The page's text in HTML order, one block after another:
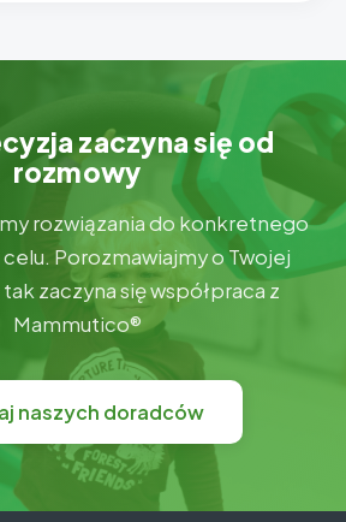
zaczyna się od
rozmowy
rozwiązania do konkretnego
Porozmawiajmy o Twojej
zaczyna się współpraca z
Mammutico®
naszych doradców